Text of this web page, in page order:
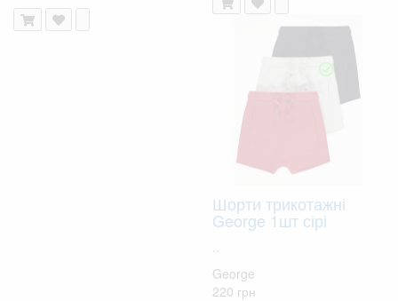
Шорти трикотажні
George 1шт сірі
George
220 грн